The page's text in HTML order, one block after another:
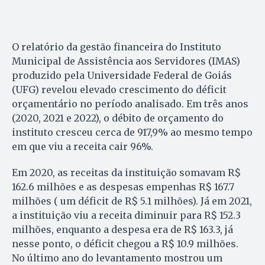
O relatório da gestão financeira do Instituto
Municipal de Assistência aos Servidores (IMAS)
produzido pela Universidade Federal de Goiás
(UFG) revelou elevado crescimento do déficit
orçamentário no período analisado. Em três anos
(2020, 2021 e 2022), o débito de orçamento do
instituto cresceu cerca de 917,9% ao mesmo tempo
em que viu a receita cair 96%.
Em 2020, as receitas da instituição somavam R$
162.6 milhões e as despesas empenhas R$ 167.7
milhões ( um déficit de R$ 5.1 milhões). Já em 2021,
a instituição viu a receita diminuir para R$ 152.3
milhões, enquanto a despesa era de R$ 163.3, já
nesse ponto, o déficit chegou a R$ 10.9 milhões.
No último ano do levantamento mostrou um